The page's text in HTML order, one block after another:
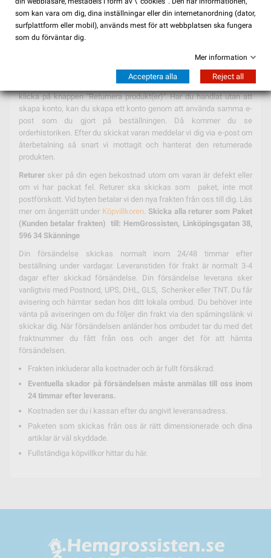
löpa den dag du tog emot varan. Om avtalet gäller en
specialtillverkad vara – eller en vara som fått en tydlig personlig
prägel eller öppnat Spa-bad, gäller inte ångerrätten. Kan bli avdrag
om produkten inte är i nyskick, embalage saknas. Löses inte
paketet ut enligt föreskriven tid tar vi ut en avgift av 149 kr.
Om du behöver returnera ett objekt, logga bara in på ditt konto, se
ordningen med länken "Min orderhistorik" under Mitt konto och
klicka på knappen "Returnera produkt(er)". Har du handlat utan att
skapa konto, kan du skapa ett konto genom att använda samma e-
post som du gjort på beställningen. Då kommer du se
orderhistoriken. Efter du skickat varan meddelar vi dig via e-post om
återbetalning så snart vi mottagit och hanterat den returnerade
produkten.
Returer sker på din egen bekostnad utom om varan är defekt eller
om vi har packat fel. Returer ska skickas som paket, inte mot
postförskott. Vid byten betalar vi den nya frakten från oss till dig. Läs
mer om ångerrätt under Köpvillkoren. Skicka alla returer som Paket
(Kunden betalar frakten) till: HemGrossisten, Linköpingsgatan 38,
596 34 Skänninge
Din försändelse skickas normalt inom 24/48 timmar efter
beställning under vardagar. Leveranstiden för frakt är normalt 3-4
dagar efter skickad försändelse. Din försändelse leverans sker
vanligtvis med Postnord, UPS, DHL, GLS, Schenker eller TNT. Du får
avisering och hämtar sedan hos ditt lokala ombud. Du behöver inte
vänta på aviseringen om du följer din frakt via den spårningslänk vi
skickar dig. När försändelsen anländer hos ombudet tar du med det
fraktnummer du fått från oss och anger det för att hämta
försändelsen.
Frakten inkluderar alla kostnader och är fullt försäkrad.
Eventuella skador på försändelsen måste anmälas till oss inom
24 timmar efter leverans.
Kostnaden ser du i kassan efter du angivit leveransadress.
Paketen som skickas från oss är rätt dimensionerade och dina
artiklar är väl skyddade.
Fullständiga köpvillkor hittar du här.
som kan vara om dig, dina inställningar eller din internetanordning (dator,
surfplattform eller mobil), används mest för att webbplatsen ska fungera
som du förväntar dig.
Mer information
Acceptera alla Reject all